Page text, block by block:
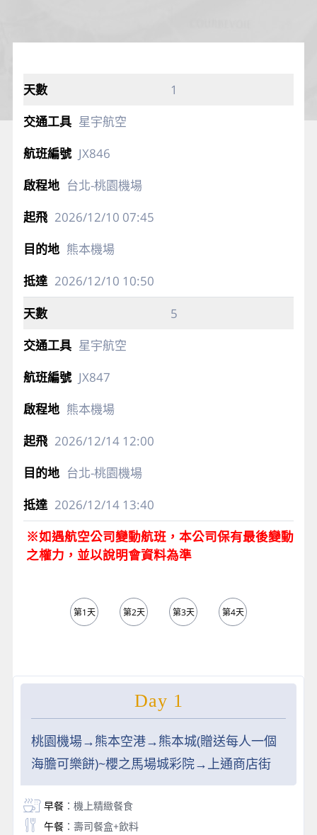
1
星宇航空
JX846
台北-桃園機場
2026/12/10 07:45
熊本機場
2026/12/10 10:50
5
星宇航空
JX847
熊本機場
2026/12/1412:00
台北-桃園機場
2026/12/1413:40
※如遇航空公司變動航班，本公司保有最後變動
之權力，並以說明會資料為準
第1天 第2天 第3天 第4天
Day 1
桃園機場→熊本空港→熊本城(贈送每人一個
海膽可樂餅)~櫻之馬場城彩院→上通商店街
早餐：機上精緻餐食
午餐：壽司餐盒+飲料